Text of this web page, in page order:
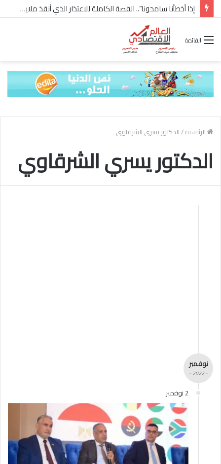
إذا أخطأنا سامحونا”.. القصة الكاملة للاعتذار الذي أنقذ ملايين “إعمار” في الساحل الشمالي
القائمة
الرئيسية/الدكتور يسري الشرقاوي
الدكتور يسري الشرقاوي
نوفمبر
- 2022 -
2 نوفمبر